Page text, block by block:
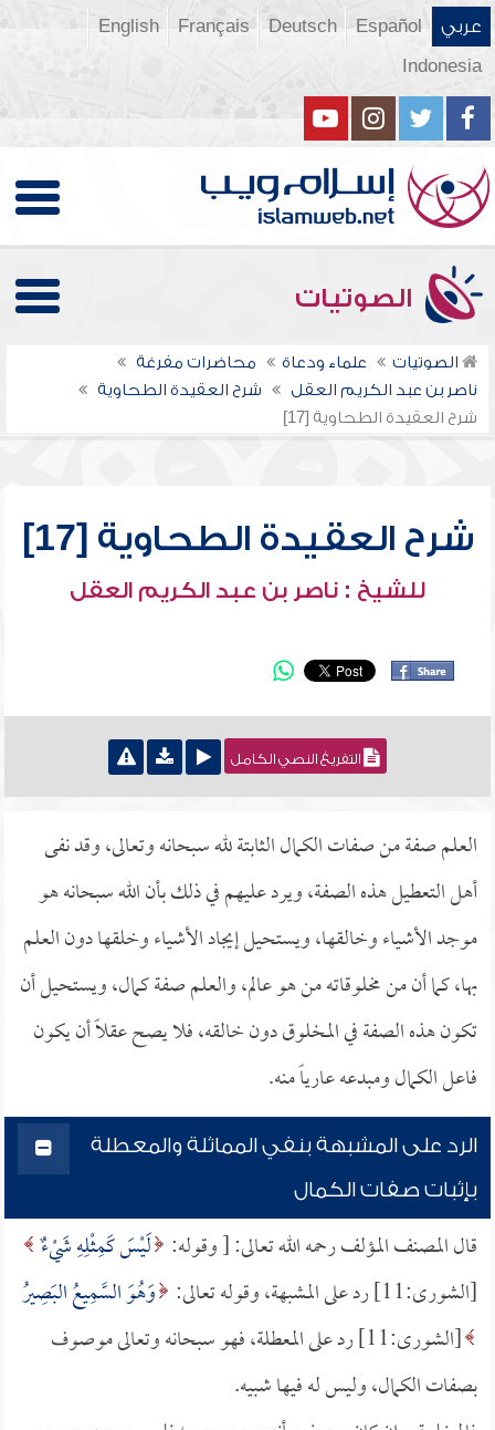
عربي Español
Deutsch
Français
English
Indonesia
الصوتيات
الصوتيات علماء ودعاة
محاضرات مفرغة
ناصر بن عبد الكريم العقل
شرح العقيدة الطحاوية
شرح العقيدة الطحاوية [17]
شرح العقيدة الطحاوية [17]
للشيخ : ناصر بن عبد الكريم العقل
التفريغ النصي الكامل
العلم صفة من صفات الكمال الثابتة لله سبحانه وتعالى، وقد نفى
أهل التعطيل هذه الصفة، ويرد عليهم في ذلك بأن الله سبحانه هو
موجد الأشياء وخالقها، ويستحيل إيجاد الأشياء وخلقها دون العلم
بها، كما أن من مخلوقاته من هو عالم، والعلم صفة كمال، ويستحيل أن
تكون هذه الصفة في المخلوق دون خالقه، فلا يصح عقلاً أن يكون
فاعل الكمال ومبدعه عارياً منه.
الرد على المشبهة بنفي المماثلة والمعطلة
بإثبات صفات الكمال
قال المصنف المؤلف رحمه الله تعالى: [ وقوله: لَيْسَ كَمِثْلِهِ شَيْءٌ
[الشورى:11] رد على المشبهة، وقوله تعالى:
وَهُوَ السَّمِيعُ البَصِيرُ
[الشورى:11] رد على المعطلة، فهو سبحانه وتعالى موصوف
بصفات الكمال، وليس له فيها شبيه.